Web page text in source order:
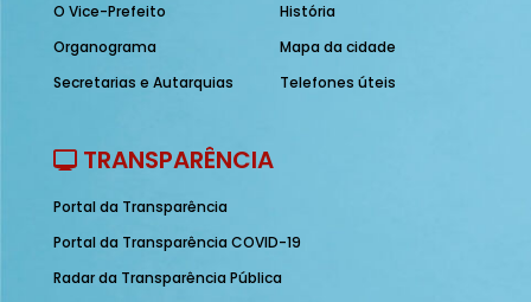
O Vice-Prefeito
Organograma
Secretarias e Autarquias
História
Mapa da cidade
Telefones úteis
TRANSPARÊNCIA
Portal da Transparência
Portal da Transparência COVID-19
Radar da Transparência Pública